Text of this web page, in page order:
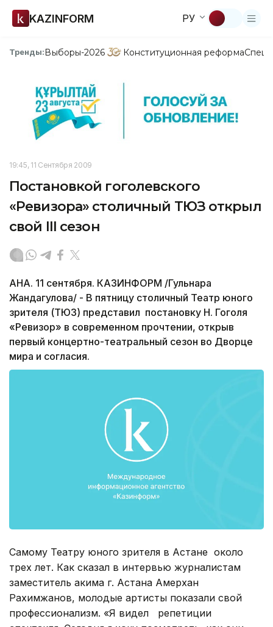
KAZINFORM РУ
Тренды:Выборы-2026 Конституционная реформа
19:45, 11 Сентября 2009
Постановкой гоголевского
«Ревизора» столичный ТЮЗ открыл
свой III сезон
АНА. 11 сентября. КАЗИНФОРМ /Гульнара
Жандагулова/ - В пятницу столичный Театр юного
зрителя (ТЮЗ) представил постановку Н. Гоголя
«Ревизор» в современном прочтении, открыв
первый концертно-театральный сезон во Дворце
мира и согласия.
Самому Театру юного зрителя в Астане около
трех лет. Как сказал в интервью журналистам
заместитель акима г. Астана Амерхан
Рахимжанов, молодые артисты показали свой
профессионализм. «Я видел репетиции